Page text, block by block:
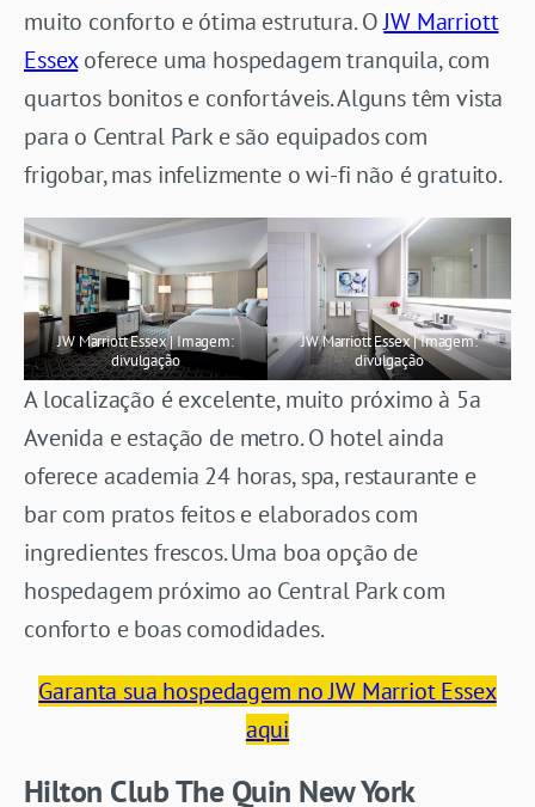
muito conforto e ótima estrutura. OJW Marriott
Essexoferece uma hospedagem tranquila, com
quartos bonitos e confortáveis. Alguns têm vista
para o Central Park e são equipados com
frigobar, mas infelizmente o wi-fi não é gratuito.
JW Marriott Essex | Imagem:
divulgação
JW Marriott Essex | Imagem:
divulgação
A localização é excelente, muito próximo à 5a
Avenida e estação de metro. O hotel ainda
oferece academia 24 horas, spa, restaurante e
bar com pratos feitos e elaborados com
ingredientes frescos. Uma boa opção de
hospedagem próximo ao Central Park com
conforto e boas comodidades.
Garanta sua hospedagem no JW Marriot Essex
aqui
Hilton Club The Quin New York